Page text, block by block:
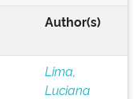
Author(s)
Lima,
Luciana